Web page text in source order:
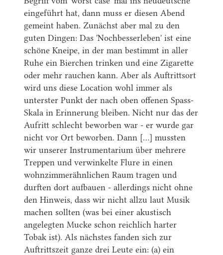
eingeführt hat, dann muss er diesen Abend
gemeint haben. Zunächst aber mal zu den
guten Dingen: Das 'Nochbesserleben' ist eine
schöne Kneipe, in der man bestimmt in aller
Ruhe ein Bierchen trinken und eine Zigarette
oder mehr rauchen kann. Aber als Auftrittsort
wird uns diese Location wohl immer als
unterster Punkt der nach oben offenen Spass-
Skala in Erinnerung bleiben. Nicht nur das der
Aufritt schlecht beworben war - er wurde gar
nicht vor Ort beworben. Dann [...] mussten
wir unserer Instrumentarium über mehrere
Treppen und verwinkelte Flure in einen
wohnzimmerähnlichen Raum tragen und
durften dort aufbauen - allerdings nicht ohne
den Hinweis, dass wir nicht allzu laut Musik
machen sollten (was bei einer akustisch
angelegten Mucke schon reichlich harter
Tobak ist). Als nächstes fanden sich zur
Auftrittszeit ganze drei Leute ein: (a) ein